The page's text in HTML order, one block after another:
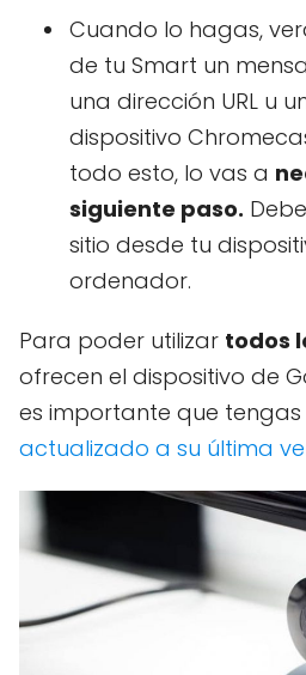
Cuando lo hagas,
de tu Smart un
una dirección URL u
dispositivo
todo esto, lo vas a
siguiente paso.
sitio desde tu
ordenador.
Para poder utilizar todos
ofrecen el dispositivo de
es importante que tengas
actualizado a su última